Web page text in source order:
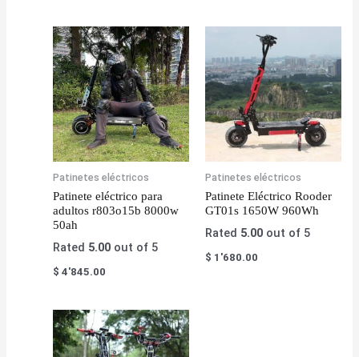
Patinetes eléctricos
Patinete eléctrico para
adultos r803o15b 8000w
50ah
Rated 5.00 out of 5
$ 4'845.00
Patinetes eléctricos
Patinete Eléctrico Rooder
GT01s 1650W 960Wh
Rated 5.00out of 5
$ 1'680.00